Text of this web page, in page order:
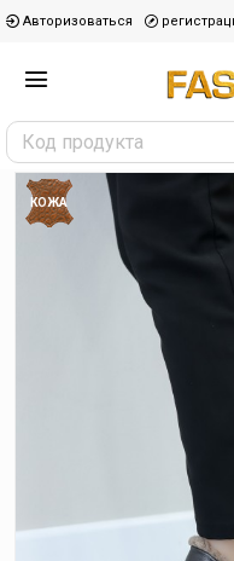
Авторизоваться
КОЖА